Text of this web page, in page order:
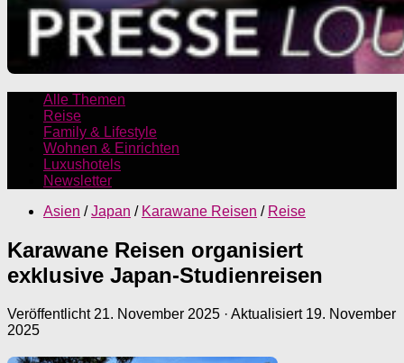
Alle Themen
Reise
Family & Lifestyle
Wohnen & Einrichten
Luxushotels
Newsletter
Asien / Japan / Karawane Reisen / Reise
Karawane Reisen organisiert
exklusive Japan-Studienreisen
Veröffentlicht 21. November 2025 · Aktualisiert 19. November
2025